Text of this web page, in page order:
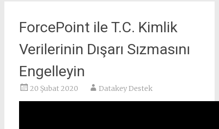
ForcePoint ile T.C. Kimlik
Verilerinin Dışarı Sızmasını
Engelleyin
20 Şubat 2020 Datakey Destek